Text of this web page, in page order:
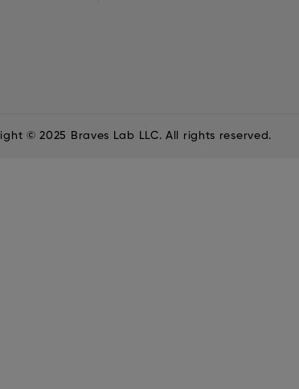
© 2025 Braves Lab LLC. All rights reserved.